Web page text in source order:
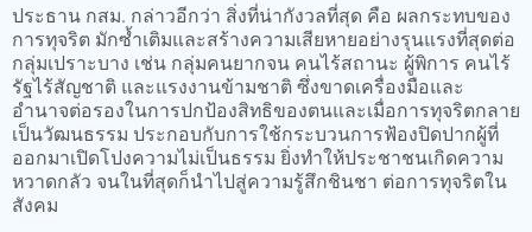
ประธาน กสม. กล่าวอีกว่า สิ่งที่น่ากังวลที่สุด คือ ผลกระทบของ
การทุจริต มักซ้ำเติมและสร้างความเสียหายอย่างรุนแรงที่สุดต่อ
กลุ่มเปราะบาง เช่น กลุ่มคนยากจน คนไร้สถานะ ผู้พิการ คนไร้
รัฐไร้สัญชาติ และแรงงานข้ามชาติ ซึ่งขาดเครื่องมือและ
อำนาจต่อรองในการปกป้องสิทธิของตนและเมื่อการทุจริตกลาย
เป็นวัฒนธรรม ประกอบกับการใช้กระบวนการฟ้องปิดปากผู้ที่
ออกมาเปิดโปงความไม่เป็นธรรม ยิ่งทำให้ประชาชนเกิดความ
หวาดกลัว จนในที่สุดก็นำไปสู่ความรู้สึกชินชา ต่อการทุจริตใน
สังคม